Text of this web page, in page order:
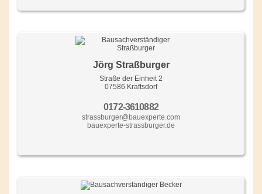
Jörg Straßburger
Straße der Einheit 2
07586 Kraftsdorf
0172-3610882
strassburger@bauexperte.com
bauexperte-strassburger.de